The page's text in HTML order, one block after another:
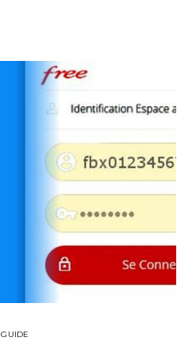
GUIDE